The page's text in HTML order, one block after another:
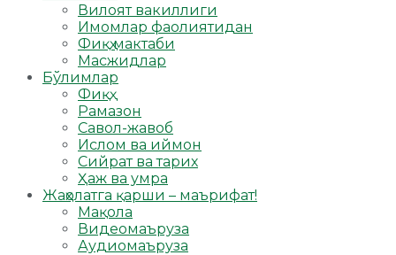
Вилоят вакиллиги
Имомлар фаолиятидан
Фиқҳ мактаби
Масжидлар
Бўлимлар
Фиқҳ
Рамазон
Савол-жавоб
Ислом ва иймон
Сийрат ва тарих
Ҳаж ва умра
Жаҳолатга қарши – маърифат!
Мақола
Видеомаъруза
Аудиомаъруза